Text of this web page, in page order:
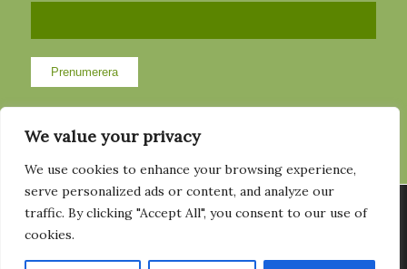
We value your privacy
We use cookies to enhance your browsing experience,
serve personalized ads or content, and analyze our
traffic. By clicking "Accept All", you consent to our use of
cookies.
MED STÖD AV
Vi använder cookies för att ge dig den bästa upplevelsen på vår
hemsida. Du kan läsa mer om vilka cookies vi använder eller
stänga av dem